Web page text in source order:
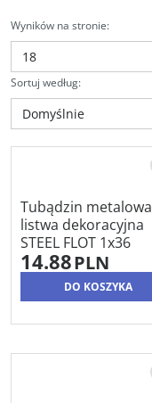
Wyników na stronie:
Sortuj według:
Tubądzin metalowa
listwa dekoracyjna
STEEL FLOT 1x36
14.88PLN
DO KOSZYKA